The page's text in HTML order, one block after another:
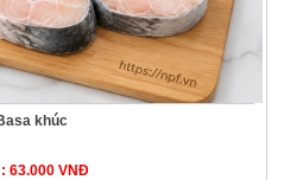
khúc
63.000 VNĐ